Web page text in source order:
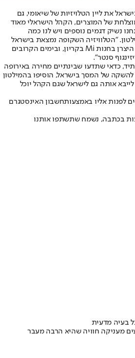
את ליין הטלויזיות של שיאומי, גם
של המוצרים, הקהל הישראלי מאוד
נשיק דגמים נוספים ויש לנו כמה
"הטלוויזיה השקופה נמצאת בישראל
בשלב זה כתצוגת תכלית של היצרן בחנות Mi בקריון, ובימים הקרובים
סנטר".
כדאי שתדעו שבינתיים מחירה באירופה
להשקה של המסך בישראל, הוסיפו בהמילטון
לייבא אותה גם לישראל שגם הקהל יוכל
לפנות אליו באמצעותחשבון האינסטגרם
בכתבה, נשמח שתשתפו אותנו
בעיה מדעית
מעניקה חוויה שהיא הרבה מעבר